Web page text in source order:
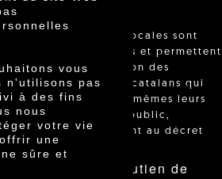
vous
n'utilisons pas
à des fins
nous
votre vie
une
sûre et
"Les ventes locales sont
réglementées et permettent
l'identification des
agriculteurs catalans qui
vendent eux-mêmes leurs
produits au public,
conformément au décret
Avec le soutien de